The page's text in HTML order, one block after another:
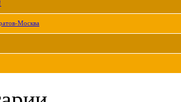
Москва